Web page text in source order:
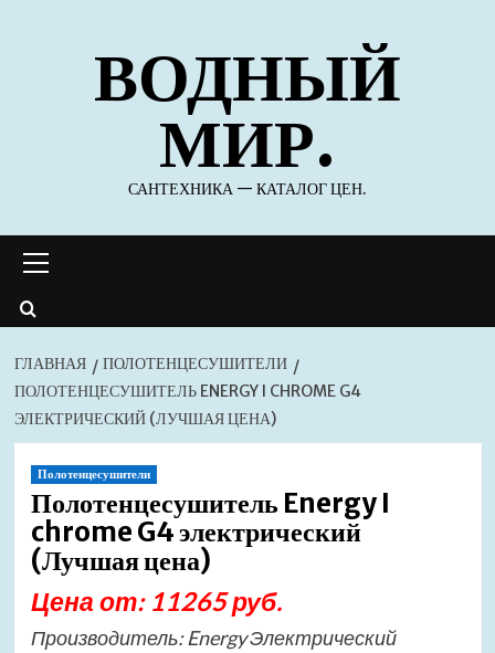
содержимомуВОДНЫЙ
МИР.
САНТЕХНИКА — КАТАЛОГ ЦЕН.
меню
ГЛАВНАЯ
ПОЛОТЕНЦЕСУШИТЕЛИ
ПОЛОТЕНЦЕСУШИТЕЛЬ ENERGY I CHROME G4
ЭЛЕКТРИЧЕСКИЙ (ЛУЧШАЯ ЦЕНА)
Полотенцесушители
Полотенцесушитель Energy I
chrome G4 электрический
(Лучшая цена)
Цена от: 11265 руб.
Производитель: Energy Электрический